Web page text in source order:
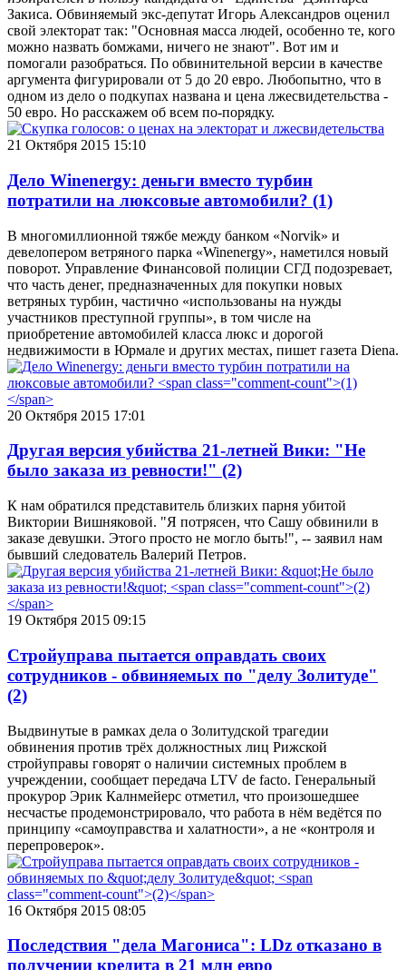
Закиса. Обвиняемый экс-депутат Игорь Александров оценил
свой электорат так: "Основная масса людей, особенно те, кого
можно назвать бомжами, ничего не знают". Вот им и
помогали разобраться. По обвинительной версии в качестве
аргумента фигурировали от 5 до 20 евро. Любопытно, что в
одном из дело о подкупах названа и цена лжесвидетельства -
50 евро. Но расскажем об всем по-порядку.
21 Октября 2015 15:10
Дело Winenergy: деньги вместо турбин
потратили на люксовые автомобили? (1)
В многомиллионной тяжбе между банком «Norvik» и
девелопером ветряного парка «Winenergy», наметился новый
поворот. Управление Финансовой полиции СГД подозревает,
что часть денег, предназначенных для покупки новых
ветряных турбин, частично «использованы на нужды
участников преступной группы», в том числе на
приобретение автомобилей класса люкс и дорогой
недвижимости в Юрмале и других местах, пишет газета Diena.
20 Октября 2015 17:01
Другая версия убийства 21-летней Вики: "Не
было заказа из ревности!" (2)
К нам обратился представитель близких парня убитой
Виктории Вишняковой. "Я потрясен, что Сашу обвинили в
заказе девушки. Этого просто не могло быть!", -- заявил нам
бывший следователь Валерий Петров.
19 Октября 2015 09:15
Стройуправа пытается оправдать своих
сотрудников - обвиняемых по "делу Золитуде"
(2)
Выдвинутые в рамках дела о Золитудской трагедии
обвинения против трёх должностных лиц Рижской
стройуправы говорят о наличии системных проблем в
учреждении, сообщает передача LTV de facto. Генеральный
прокурор Эрик Калнмейерс отметил, что произошедшее
несчастье продемонстрировало, что работа в нём ведётся по
принципу «самоуправства и халатности», а не «контроля и
перепроверок».
16 Октября 2015 08:05
Последствия "дела Магониса": LDz отказано в
получении кредита в 21 млн евро